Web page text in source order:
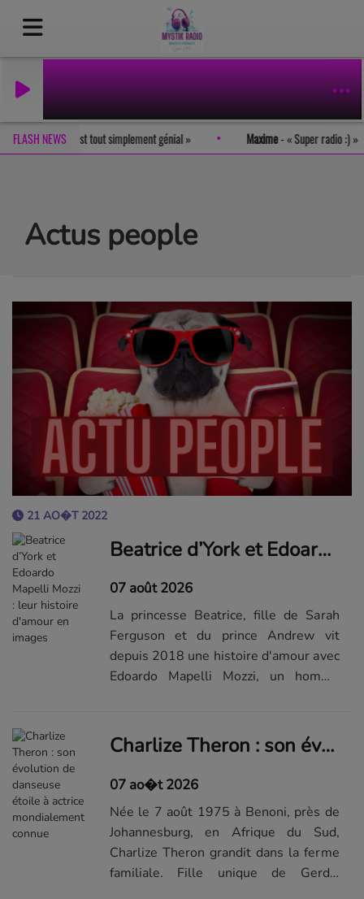
FLASH NEWSRomain- Le site est tout simplement génial Maxime-
Actus people
21 AO�T 2022
Beatrice d’York et Edoardo Mapelli Mozzi : leur histoire d'amour en images
07 août 2026
La princesse Beatrice, fille de Sarah
Ferguson et du prince Andrew vit
depuis 2018 une histoire d'amour avec
Edoardo Mapelli Mozzi, un homme
côtoient alors qu'ils sont
enfants...Visualiser la suite...
Charlize Theron : son évolution de danseuse étoile à actrice mondialement connue
07 ao�t 2026
Née le 7 août 1975 à Benoni, près de
Johannesburg, en Afrique du Sud,
Charlize Theron grandit dans la ferme
familiale. Fille unique de Gerda,